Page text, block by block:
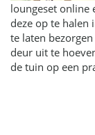
loungeset online
deze op te halen
te laten
deur uit te
de tuin op een